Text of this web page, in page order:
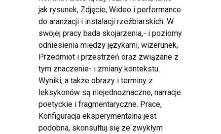
jak rysunek, Zdjęcie, Wideo i performance
do aranżacji i instalacji rzeźbiarskich. W
swojej pracy bada skojarzenia,- i poziomy
odniesienia między językami, wizerunek,
Przedmiot i przestrzeń oraz związane z
tym znaczenie- i zmiany kontekstu.
Wyniki, a także obrazy i terminy z
leksykonów są niejednoznaczne, narracje
poetyckie i fragmentaryczne. Prace,
Konfiguracja eksperymentalna jest
podobna, skonsultuj się ze zwykłym